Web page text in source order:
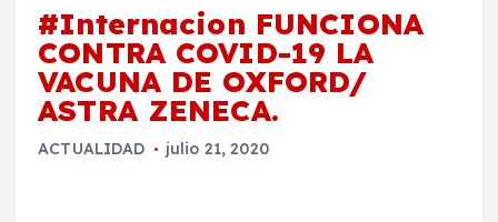
#Internacion FUNCIONA
CONTRA COVID-19 LA
VACUNA DE OXFORD/
ASTRA ZENECA.
ACTUALIDAD julio 21, 2020